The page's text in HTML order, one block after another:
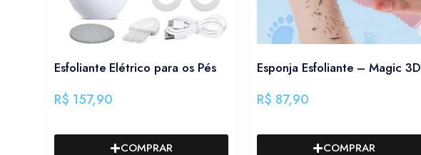
Esfoliante Elétrico para os Pés
R$ 157,90
COMPRAR
Esponja Esfoliante – Magic 3D
R$ 87,90
COMPRAR